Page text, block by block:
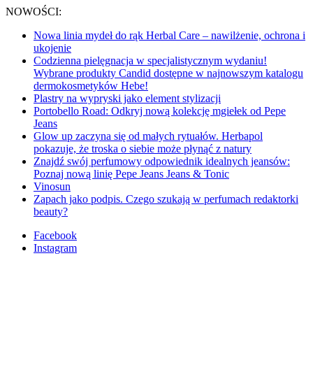
NOWOŚCI:
Nowa linia mydeł do rąk Herbal Care – nawilżenie, ochrona i
ukojenie
Codzienna pielęgnacja w specjalistycznym wydaniu!
Wybrane produkty Candid dostępne w najnowszym katalogu
dermokosmetyków Hebe!
Plastry na wypryski jako element stylizacji
Portobello Road: Odkryj nową kolekcję mgiełek od Pepe
Jeans
Glow up zaczyna się od małych rytuałów. Herbapol
pokazuje, że troska o siebie może płynąć z natury
Znajdź swój perfumowy odpowiednik idealnych jeansów:
Poznaj nową linię Pepe Jeans Jeans & Tonic
Vinosun
Zapach jako podpis. Czego szukają w perfumach redaktorki
beauty?
Facebook
Instagram